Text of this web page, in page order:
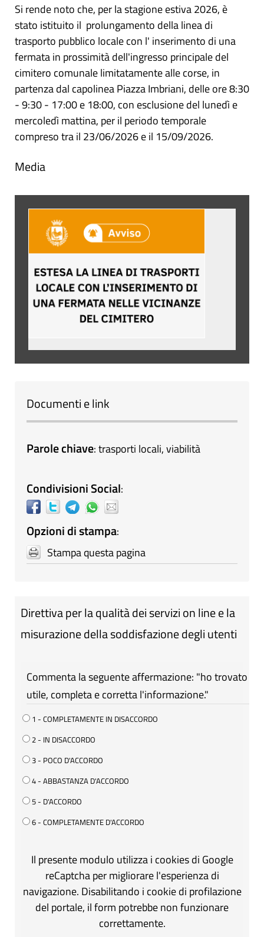
Si rende noto che, per la stagione estiva 2026, è
stato istituito il prolungamento della linea di
trasporto pubblico locale con l' inserimento di una
fermata in prossimità dell'ingresso principale del
cimitero comunale limitatamente alle corse, in
partenza dal capolinea Piazza Imbriani, delle ore 8:30
- 9:30 - 17:00 e 18:00, con esclusione del lunedì e
mercoledì mattina, per il periodo temporale
compreso tra il 23/06/2026 e il 15/09/2026.
Media
Documenti e link
Parole chiave:trasporti locali,viabilità
Condivisioni Social:
Opzioni di stampa:
Stampa questa pagina
Direttiva per la qualità dei servizi on line e la
misurazione della soddisfazione degli utenti
Commenta la seguente affermazione: "ho trovato
utile, completa e corretta l'informazione."
1 - COMPLETAMENTE IN DISACCORDO
2 - IN DISACCORDO
3 - POCO D'ACCORDO
4 - ABBASTANZA D'ACCORDO
5 - D'ACCORDO
6 - COMPLETAMENTE D'ACCORDO
Il presente modulo utilizza i cookies di Google
reCaptcha per migliorare l'esperienza di
navigazione. Disabilitando i cookie di profilazione
del portale, il form potrebbe non funzionare
correttamente.